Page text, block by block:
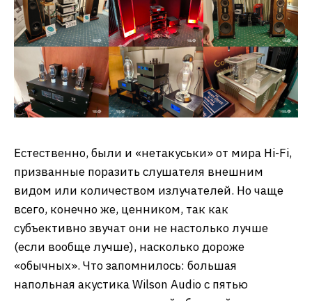
Естественно, были и «нетакуськи» от мира Hi-Fi,
призванные поразить слушателя внешним
видом или количеством излучателей. Но чаще
всего, конечно же, ценником, так как
субъективно звучат они не настолько лучше
(если вообще лучше), насколько дороже
«обычных». Что запомнилось: большая
напольная акустика Wilson Audio с пятью